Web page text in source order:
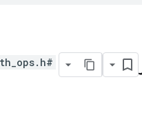
#include <math_ops.h>